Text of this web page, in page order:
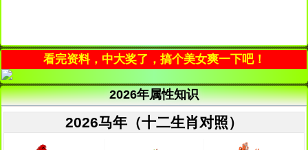
看完资料，中大奖了，搞个美女爽一下吧！
2026年属性知识
2026马年（十二生肖对照）